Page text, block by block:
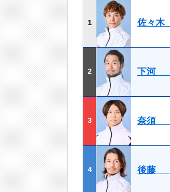
1 佐々
2 下河
3 奈須
4 後藤